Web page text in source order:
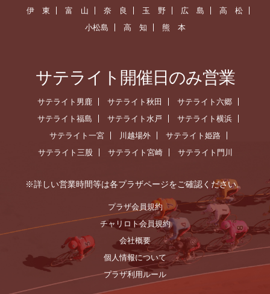
伊 東 富 山 奈 良 玉 野 広 島
高 松
小松島
高 知 熊 本
サテライト開催日のみ営業
サテライト男鹿 サテライト秋田
サテライト六郷
サテライト福島
サテライト水戸
サテライト横浜
サテライト一宮
川越場外
サテライト姫路
サテライト三股
サテライト宮崎 サテライト門川
※詳しい営業時間等は各プラザページをご確認ください。
プラザ会員規約
チャリロト会員規約
会社概要
個人情報について
プラザ利用ルール